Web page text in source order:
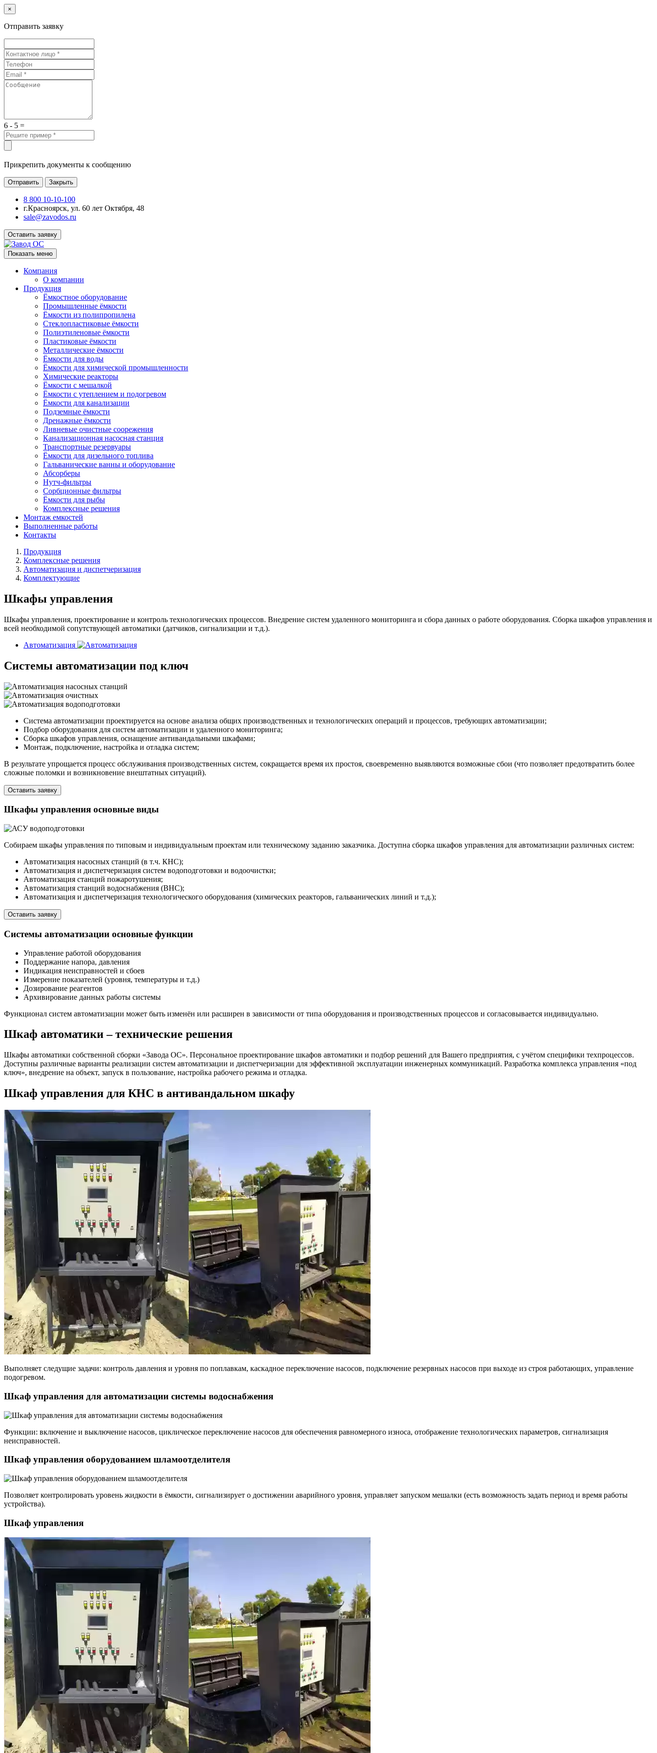
×
Отправить заявку
6 - 5 =
Прикрепить документы к сообщению
Отправить Закрыть
8 800 10-10-100
г.Красноярск, ул. 60 лет Октября, 48
sale@zavodos.ru
Оставить заявку
Показать меню
Компания
О компании
Продукция
Ёмкостное оборудование
Промышленные ёмкости
Ёмкости из полипропилена
Стеклопластиковые ёмкости
Полиэтиленовые ёмкости
Пластиковые ёмкости
Металлические ёмкости
Ёмкости для воды
Ёмкости для химической промышленности
Химические реакторы
Ёмкости с мешалкой
Ёмкости с утеплением и подогревом
Ёмкости для канализации
Подземные ёмкости
Дренажные ёмкости
Ливневые очистные соорежения
Канализационная насосная станция
Транспортные резервуары
Ёмкости для дизельного топлива
Гальванические ванны и оборудование
Абсорберы
Нутч-фильтры
Сорбционные фильтры
Ёмкости для рыбы
Комплексные решения
Монтаж емкостей
Выполненные работы
Контакты
Продукция
Комплексные решения
Автоматизация и диспетчеризация
Комплектующие
Шкафы управления
Шкафы управления, проектирование и контроль технологических процессов. Внедрение систем удаленного мониторинга и сбора данных о работе оборудования. Сборка шкафов управления и
всей необходимой сопутствующей автоматики (датчиков, сигнализации и т.д.).
Автоматизация
Системы автоматизации под ключ
Система автоматизации проектируется на основе анализа общих производственных и технологических операций и процессов, требующих автоматизации;
Подбор оборудования для систем автоматизации и удаленного мониторинга;
Сборка шкафов управления, оснащение антивандальными шкафами;
Монтаж, подключение, настройка и отладка систем;
В результате упрощается процесс обслуживания производственных систем, сокращается время их простоя, своевременно выявляются возможные сбои (что позволяет предотвратить более
сложные поломки и возникновение внештатных ситуаций).
Оставить заявку
Шкафы управления основные виды
Собираем шкафы управления по типовым и индивидуальным проектам или техническому заданию заказчика. Доступна сборка шкафов управления для автоматизации различных систем:
Автоматизация насосных станций (в т.ч. КНС);
Автоматизация и диспетчеризация систем водоподготовки и водоочистки;
Автоматизация станций пожаротушения;
Автоматизация станций водоснабжения (ВНС);
Автоматизация и диспетчеризация технологического оборудования (химических реакторов, гальванических линий и т.д.);
Оставить заявку
Системы автоматизации основные функции
Управление работой оборудования
Поддержание напора, давления
Индикация неисправностей и сбоев
Измерение показателей (уровня, температуры и т.д.)
Дозирование реагентов
Архивирование данных работы системы
Функционал систем автоматизации может быть изменён или расширен в зависимости от типа оборудования и производственных процессов и согласовывается индивидуально.
Шкаф автоматики – технические решения
Шкафы автоматики собственной сборки «Завода ОС». Персональное проектирование шкафов автоматики и подбор решений для Вашего предприятия, с учётом специфики техпроцессов.
Доступны различные варианты реализации систем автоматизации и диспетчеризации для эффективной эксплуатации инженерных коммуникаций. Разработка комплекса управления «под
ключ», внедрение на объект, запуск в пользование, настройка рабочего режима и отладка.
Шкаф управления для КНС в антивандальном шкафу
Выполняет следущие задачи: контроль давления и уровня по поплавкам, каскадное переключение насосов, подключение резервных насосов при выходе из строя работающих, управление
подогревом.
Шкаф управления для автоматизации системы водоснабжения
Функции: включение и выключение насосов, циклическое переключение насосов для обеспечения равномерного износа, отображение технологических параметров, сигнализация
неисправностей.
Шкаф управления оборудованием шламоотделителя
Позволяет контролировать уровень жидкости в ёмкости, сигнализирует о достижении аварийного уровня, управляет запуском мешалки (есть возможность задать период и время работы
устройства).
Шкаф управления